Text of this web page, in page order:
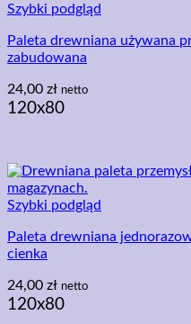
Szybki podgląd
Paleta drewniana używana
zabudowana
24,00 zł netto
120x80
Szybki podgląd
Paleta drewniana
cienka
24,00 zł netto
120x80